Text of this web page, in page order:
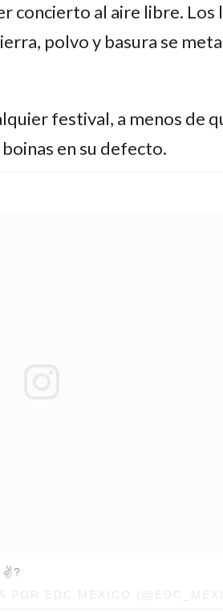
concierto al aire libre.
polvo y basura se
festival, a menos de
en su defecto.
✌️?